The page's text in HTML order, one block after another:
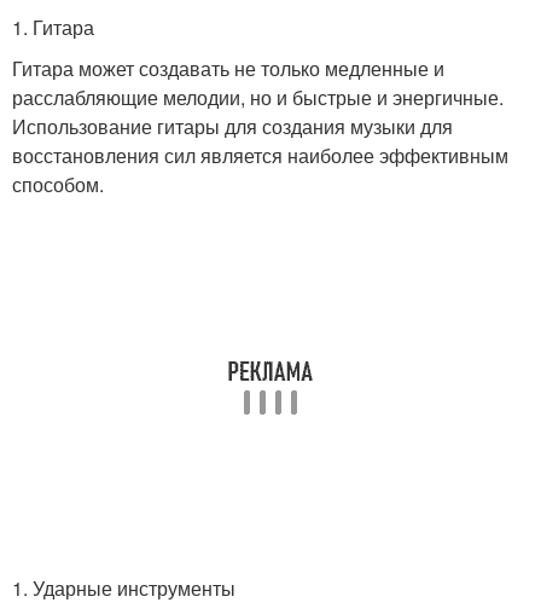
1. Гитара
Гитара может создавать не только медленные и
расслабляющие мелодии, но и быстрые и энергичные.
Использование гитары для создания музыки для
восстановления сил является наиболее эффективным
способом.
1. Ударные инструменты